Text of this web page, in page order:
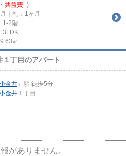
共益費 -)
｜礼：1ヶ月
1-2階
3LDK
㎡
丁目のアパート
金井 」駅 徒歩5分
金井 １丁目
がありません。